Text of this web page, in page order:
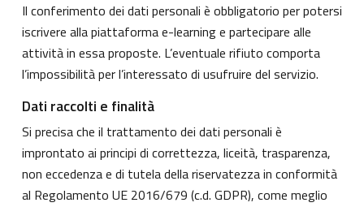
Il conferimento dei dati personali è obbligatorio per potersi
iscrivere alla piattaforma e-learning e partecipare alle
attività in essa proposte. L’eventuale rifiuto comporta
l’impossibilità per l’interessato di usufruire del servizio.
Dati raccolti e finalità
Si precisa che il trattamento dei dati personali è
improntato ai principi di correttezza, liceità, trasparenza,
non eccedenza e di tutela della riservatezza in conformità
al Regolamento UE 2016/679 (c.d. GDPR), come meglio